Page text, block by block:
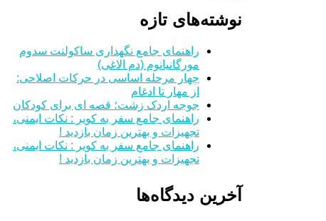
نوشته‌های تازه
راهنمای جامع نگهداری ساکولنت سدوم
مورگانیانوم (دم الاغی)
چهار مرحله اساسی در حرکات اصلاحی:
از مهار تا ادغام
جوجه اردک زشت؛ قصه ای برای کودکان
راهنمای جامع سفر به کویر : نکات ایمنی،
تجهیزات و بهترین زمان بازدید !
راهنمای جامع سفر به کویر : نکات ایمنی،
تجهیزات و بهترین زمان بازدید !
آخرین دیدگاه‌ها